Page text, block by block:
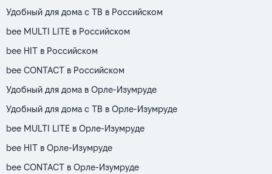
Удобный для дома с ТВ в Российском
bee MULTI LITE в Российском
bee HIT в Российском
bee CONTACT в Российском
Удобный для дома в Орле-Изумруде
Удобный для дома с ТВ в Орле-Изумруде
bee MULTI LITE в Орле-Изумруде
bee HIT в Орле-Изумруде
bee CONTACT в Орле-Изумруде